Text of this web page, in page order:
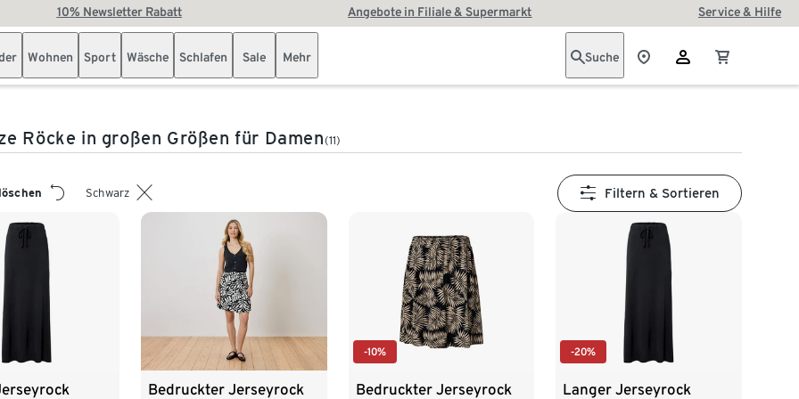
10% Newsletter Rabatt Angebote in Filiale & Supermarkt Service & Hilfe
Wohnen Sport Wäsche Schlafen Sale Mehr Suche
Röcke in großen Größen für Damen(11)
Schwarz Filtern & Sortieren
Bedruckter Jerseyrock
-10%
Bedruckter Jerseyrock
-20%
Langer Jerseyrock